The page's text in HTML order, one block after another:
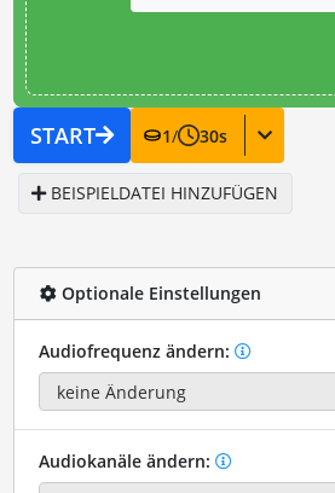
START 1/ 30s
BEISPIELDATEI HINZUFÜGEN
Optionale Einstellungen
Audiofrequenz ändern:
Audiokanäle ändern: